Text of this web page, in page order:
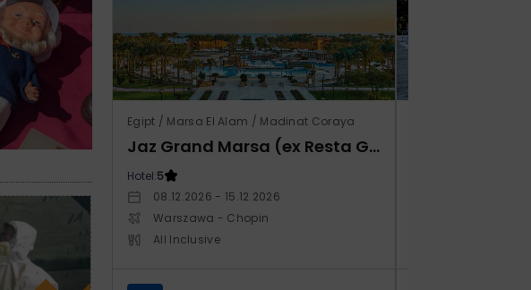
Egipt / Marsa El Alam / Madinat Coraya
Jaz Grand Marsa (ex Resta Grand Resort)
Hotel:5
08.12.2026 - 15.12.2026
Warszawa - Chopin
All Inclusive